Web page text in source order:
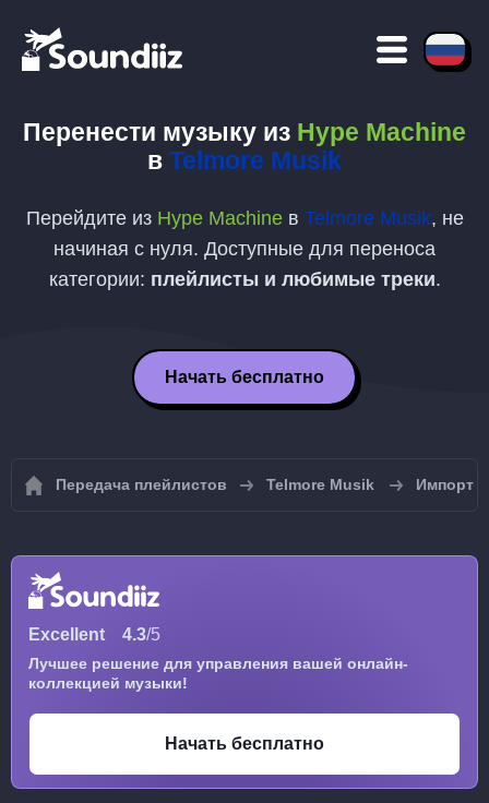
Перенести музыку из Hype Machine
в Telmore Musik
Перейдите из Hype Machineв Telmore Musik, не
начиная с нуля. Доступные для переноса
категории: плейлисты и любимые треки.
Начать бесплатно
Передача плейлистов Telmore Musik Импорт
Excellent 4.3/5
Лучшее решение для управления вашей онлайн-
коллекцией музыки!
Начать бесплатно